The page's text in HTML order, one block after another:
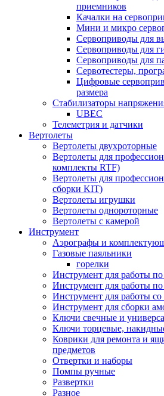
приемников
Качалки на
Мини и микро
Сервоприводы для
Сервоприводы для
Сервоприводы для
Сервотестеры,
Цифровые
размера
Стабилизаторы
UBEC
Телеметрия и датчики
Вертолеты
Вертолеты двухроторные
Вертолеты для
комплекты RTF)
Вертолеты для
сборки KIT)
Вертолеты игрушки
Вертолеты однороторные
Вертолеты с камерой
Инструмент
Аэрографы и
Газовые паяльники
горелки
Инструмент для работы по
Инструмент для работы по
Инструмент для работы
Инструмент для сборки
Ключи свечные и
Ключи торцевые,
Коврики для ремонта и
предметов
Отвертки и наборы
Помпы ручные
Развертки
Разное